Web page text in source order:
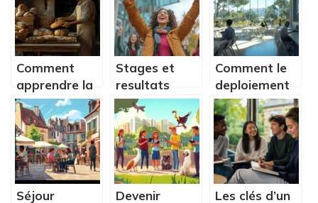
distance pour
une
reconversion
réussie
guide
pratique pour
les
enseignants
carrière
réussie
Comment
apprendre la
boulangerie
et debuter
une carriere
passionnante
Stages et
resultats
d’admission
ECRICOME
2024 :
decouvrez
votre
parcours
Comment le
deploiement
du projet
Nefle
transforme
l’education en
region PACA
Séjour
Devenir Les clés d’un